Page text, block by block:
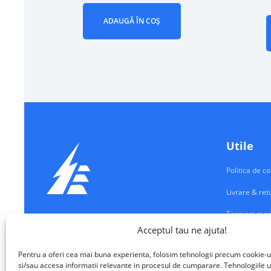
Acceptul tau ne ajuta!
Pentru a oferi cea mai buna experienta, folosim tehnologii precum cookie-
si/sau accesa informatii relevante in procesul de cumparare. Tehnologiile
ADAUGĂ ÎN COȘ
Echipamente Electrice
Utile
Politica de
Livrare &
Termeni si
Contul meu
Contact